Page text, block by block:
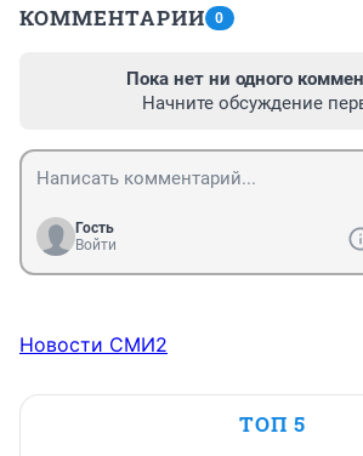
КОММЕНТАРИИ 0
Пока нет ни одного
Начните обсуждение
Гость
Войти
Новости СМИ2
ТОП 5